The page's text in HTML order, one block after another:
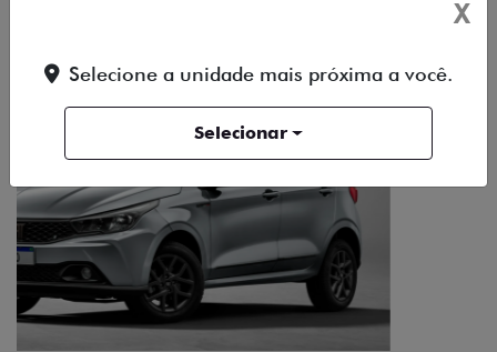
X
Selecione a unidade mais próxima a você.
Selecionar